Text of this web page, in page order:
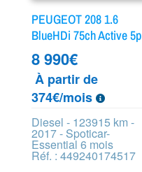
PEUGEOT 208 1.6
BlueHDi 75ch Active 5p
8 990€
À partir de
374€/mois
Diesel - 123915 km -
2017 - Spoticar-
Essential 6 mois
Réf. : 449240174517